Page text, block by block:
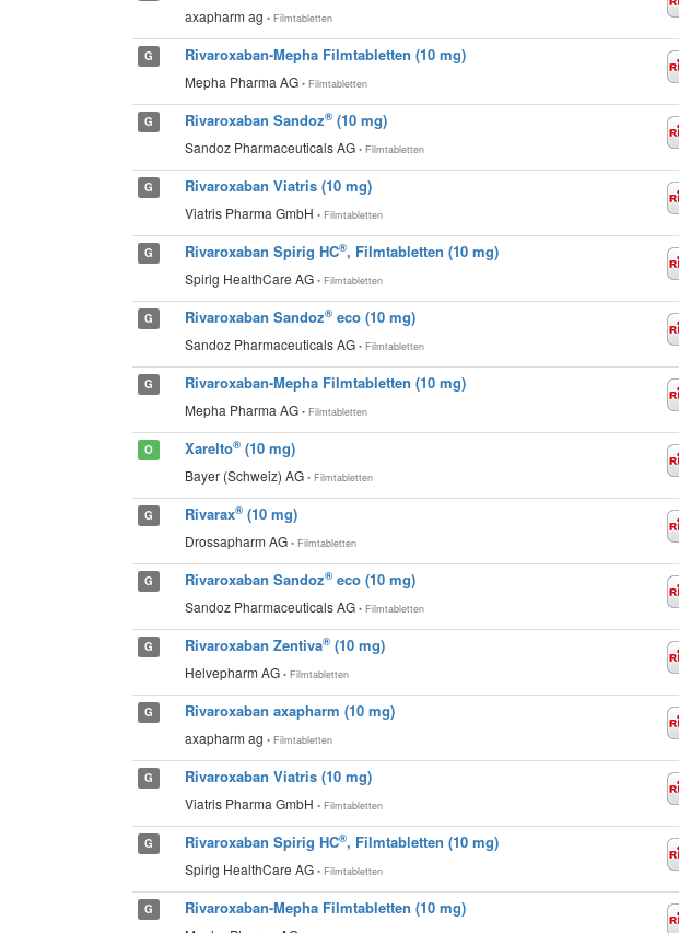
axapharm ag • Filmtabletten
G Rivaroxaban-Mepha Filmtabletten (10 mg)
Mepha Pharma AG • Filmtabletten
G Rivaroxaban Sandoz® (10 mg)
Sandoz Pharmaceuticals AG • Filmtabletten
G Rivaroxaban Viatris (10 mg)
Viatris Pharma GmbH • Filmtabletten
G Rivaroxaban Spirig HC®, Filmtabletten (10 mg)
Spirig HealthCare AG • Filmtabletten
G Rivaroxaban Sandoz® eco (10 mg)
Sandoz Pharmaceuticals AG • Filmtabletten
G Rivaroxaban-Mepha Filmtabletten (10 mg)
Mepha Pharma AG • Filmtabletten
O Xarelto® (10 mg)
Bayer (Schweiz) AG • Filmtabletten
G Rivarax® (10 mg)
Drossapharm AG • Filmtabletten
G Rivaroxaban Sandoz® eco (10 mg)
Sandoz Pharmaceuticals AG • Filmtabletten
G Rivaroxaban Zentiva® (10 mg)
Helvepharm AG • Filmtabletten
G Rivaroxaban axapharm (10 mg)
axapharm ag • Filmtabletten
G Rivaroxaban Viatris (10 mg)
Viatris Pharma GmbH • Filmtabletten
G Rivaroxaban Spirig HC®, Filmtabletten (10 mg)
Spirig HealthCare AG • Filmtabletten
G Rivaroxaban-Mepha Filmtabletten (10 mg)